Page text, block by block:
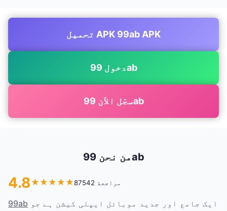
تحميل APK 99ab APK
دخول 99ab
سجّل الآن 99ab
من نحن 99ab
4.8★ ★ ★ ★ ★ 87542 مراجعة
99ab